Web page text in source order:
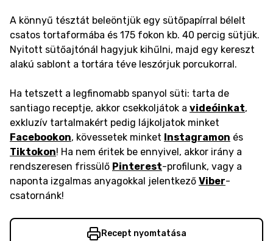
A könnyű tésztát beleöntjük egy sütőpapírral bélelt
csatos tortaformába és 175 fokon kb. 40 percig sütjük.
Nyitott sütőajtónál hagyjuk kihűlni, majd egy kereszt
alakú sablont a tortára téve leszórjuk porcukorral.
Ha tetszett a legfinomabb spanyol süti: tarta de
santiago receptje, akkor csekkoljátok a videóinkat,
exkluzív tartalmakért pedig lájkoljatok minket
Facebookon, kövessetek minket Instagramon és
Tiktokon! Ha nem éritek be ennyivel, akkor irány a
rendszeresen frissülő Pinterest-profilunk, vagy a
naponta izgalmas anyagokkal jelentkező Viber-
csatornánk!
Recept nyomtatása